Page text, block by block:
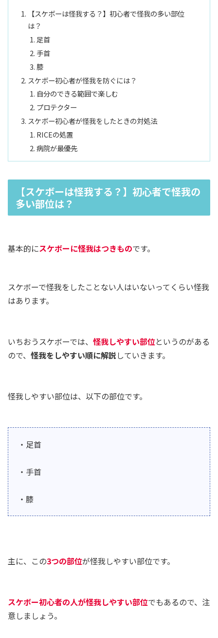
【スケボーは怪我する？】初心者で怪我の多い部位
は？
足首
手首
膝
スケボー初心者が怪我を防ぐには？
自分のできる範囲で楽しむ
プロテクター
スケボー初心者が怪我をしたときの対処法
RICEの処置
病院が最優先
【スケボーは怪我する？】初心者で怪我の
多い部位は？
基本的にスケボーに怪我はつきものです。
スケボーで怪我をしたことない人はいないってくらい怪我
はあります。
いちおうスケボーでは、 怪我しやすい部位というのがある
ので、 怪我をしやすい順に解説していきます。
怪我しやすい部位は、以下の部位です。
・足首
・手首
・膝
主に、この3つの部位が怪我しやすい部位です。
スケボー初心者の人が怪我しやすい部位でもあるので、注
意しましょう。